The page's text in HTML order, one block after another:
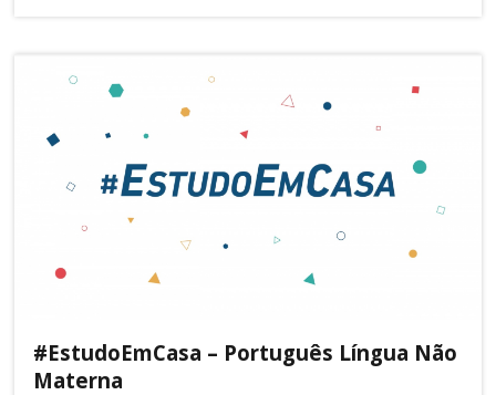
#EstudoEmCasa – Português Língua Não
Materna